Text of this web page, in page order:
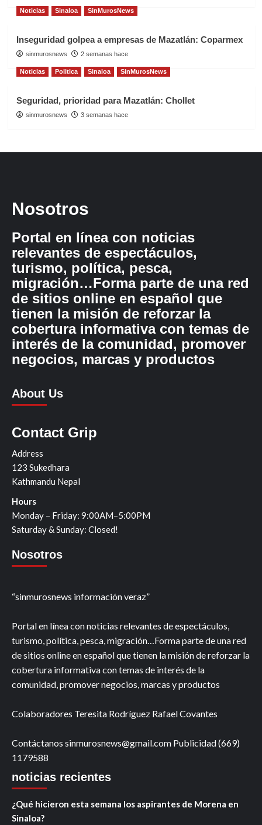
Noticias Sinaloa SinMurosNews
Inseguridad golpea a empresas de Mazatlán: Coparmex
sinmurosnews 2 semanas hace
Noticias Politica Sinaloa SinMurosNews
Seguridad, prioridad para Mazatlán: Chollet
sinmurosnews 3 semanas hace
Nosotros
Portal en línea con noticias
relevantes de espectáculos,
turismo, política, pesca,
migración…Forma parte de una red
de sitios online en español que
tienen la misión de reforzar la
cobertura informativa con temas de
interés de la comunidad, promover
negocios, marcas y productos
About Us
Contact Grip
Address
123 Sukedhara
Kathmandu Nepal
Hours
Monday – Friday: 9:00AM–5:00PM
Saturday & Sunday: Closed!
Nosotros
“sinmurosnews información veraz”
Portal en línea con noticias relevantes de espectáculos,
turismo, política, pesca, migración…Forma parte de una red
de sitios online en español que tienen la misión de reforzar la
cobertura informativa con temas de interés de la
comunidad, promover negocios, marcas y productos
Colaboradores Teresita Rodríguez Rafael Covantes
Contáctanos sinmurosnews@gmail.com Publicidad (669)
1179588
noticias recientes
¿Qué hicieron esta semana los aspirantes de Morena en
Sinaloa?